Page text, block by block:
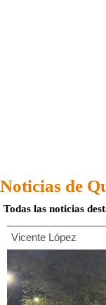
Noticias de
Todas las noticias
Vicente López